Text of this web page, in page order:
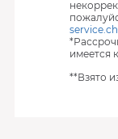
имеется
**Взято